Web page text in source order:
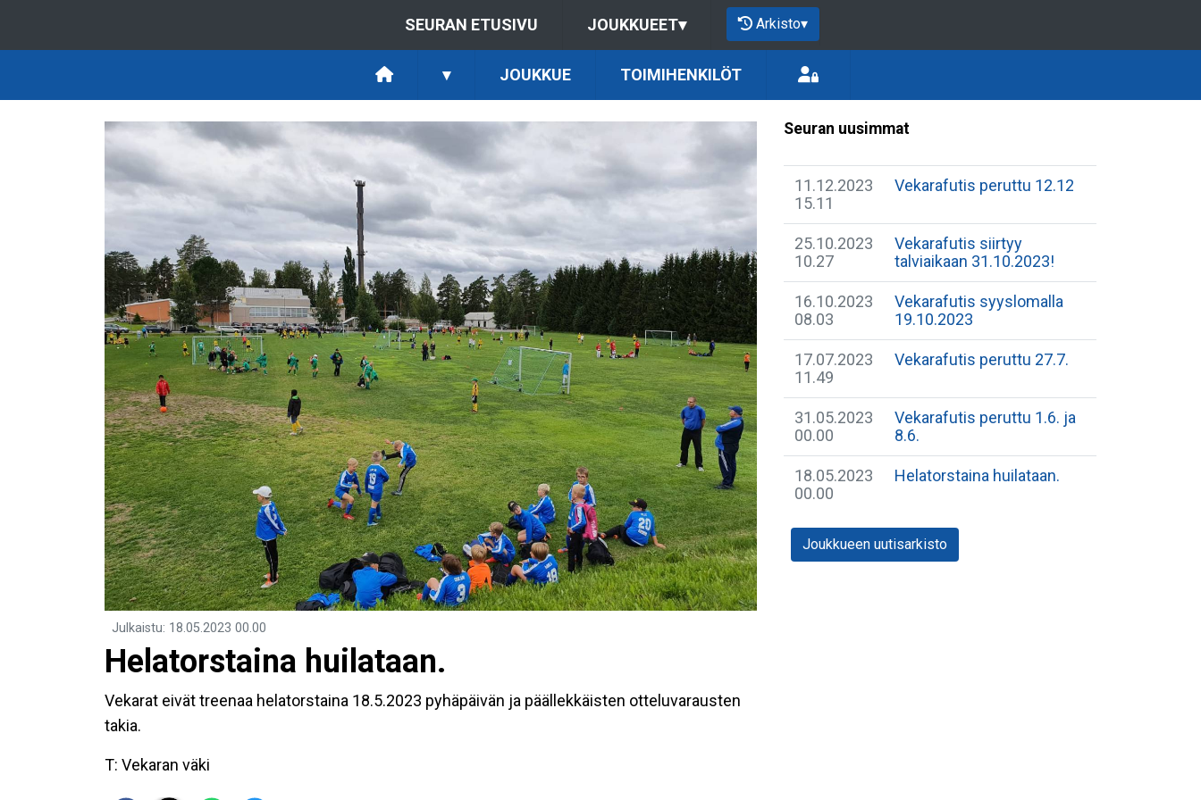
SEURAN ETUSIVU JOUKKUEET▾ Arkisto▾
▾ JOUKKUE TOIMIHENKILÖT
Julkaistu: 18.05.2023 00.00
Helatorstaina huilataan.
Vekarat eivät treenaa helatorstaina 18.5.2023 pyhäpäivän ja päällekkäisten otteluvarausten
takia.
T: Vekaran väki
Seuran uusimmat
11.12.2023
15.11
Vekarafutis peruttu 12.12
25.10.2023
10.27
Vekarafutis siirtyy
talviaikaan 31.10.2023!
16.10.2023
08.03
Vekarafutis syyslomalla
19.10.2023
17.07.2023
11.49
Vekarafutis peruttu 27.7.
31.05.2023
00.00
Vekarafutis peruttu 1.6. ja
8.6.
18.05.2023
00.00
Helatorstaina huilataan.
Joukkueen uutisarkisto